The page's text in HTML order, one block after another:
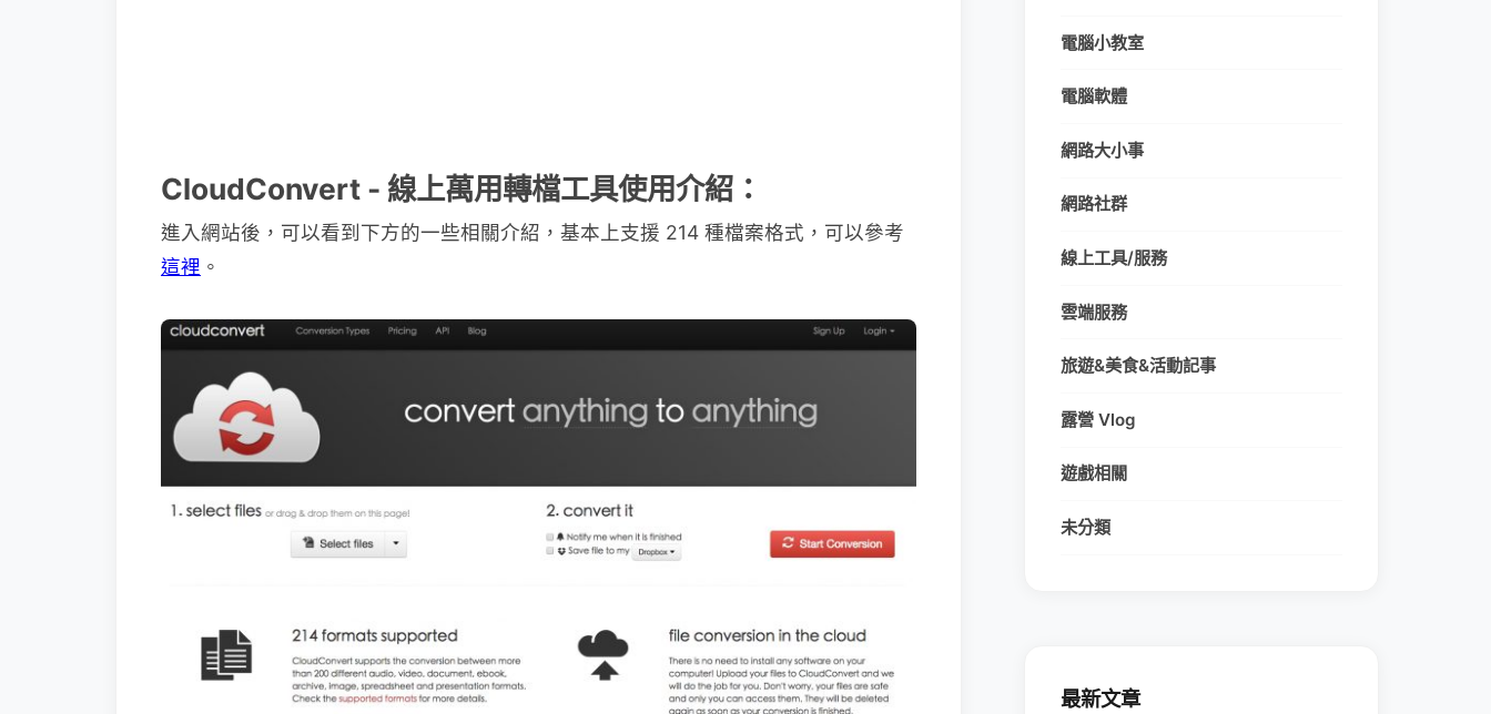
CloudConvert - 線上萬用轉檔工具使用介紹：
進入網站後，可以看到下方的一些相關介紹，基本上支援 214 種檔案格式，可以參考
這裡 。
電腦小教室
電腦軟體
網路大小事
網路社群
線上工具/服務
雲端服務
旅遊&美食&活動記事
露營 Vlog
遊戲相關
未分類
最新文章